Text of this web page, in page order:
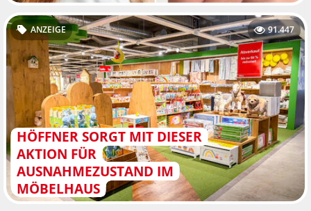
HÖFFNER SORGT MIT DIESER
AKTION FÜR
AUSNAHMEZUSTAND IM
MÖBELHAUS
ANZEIGE 91.447